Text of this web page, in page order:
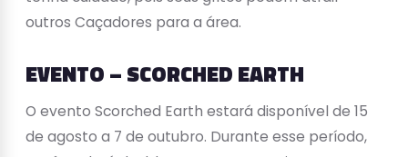
outros Caçadores para a área.
EVENTO – SCORCHED EARTH
O evento Scorched Earth estará disponível de 15
de agosto a 7 de outubro. Durante esse período,